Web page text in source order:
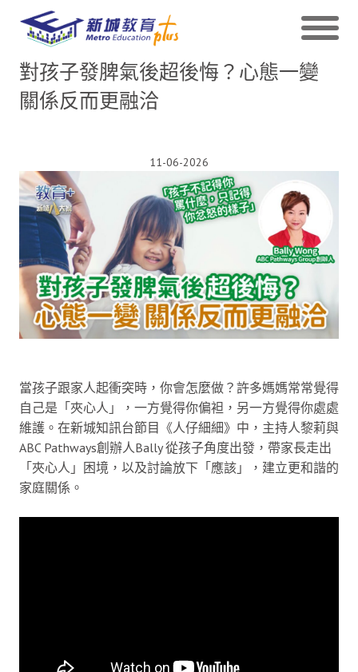
對孩子發脾氣後超後悔？心態一變
關係反而更融洽
11-06-2026
當孩子跟家人起衝突時，你會怎麼做？許多媽媽常常覺得
自己是「夾心人」，一方覺得你偏袒，另一方覺得你處處
維護。在新城知訊台節目《人仔細細》中，主持人黎莉與
ABC Pathways創辦人Bally 從孩子角度出發，帶家長走出
「夾心人」困境，以及討論放下「應該」，建立更和諧的
家庭關係。